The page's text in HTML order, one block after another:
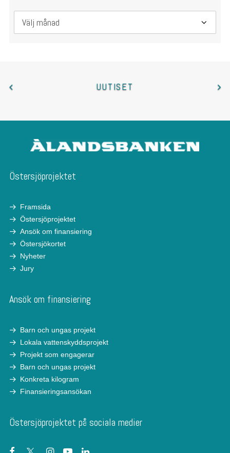
Arkiv
UUTISET
Östersjöprojektet
Framsida
Östersjöprojektet
Ansök om finansiering
Östersjökortet
Nyheter
Jury
Ansök om finansiering
Barn och ungas projekt
Lokala vattenskyddsprojekt
Projekt som engagerar
Barn och ungas projekt
Konkreta kilogram
Finansieringsansökan
Östersjöprojektet på sociala medier